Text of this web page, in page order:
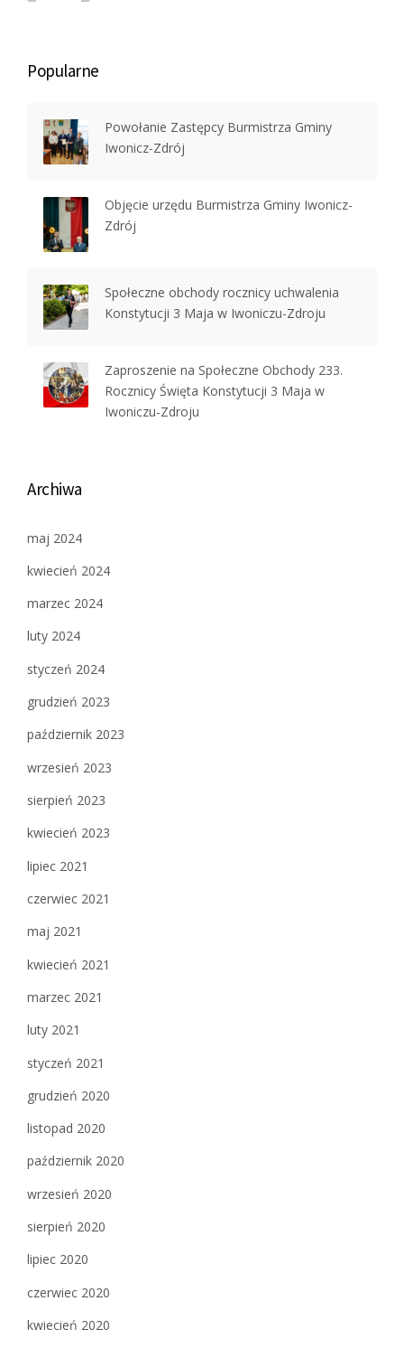
Popularne
Powołanie Zastępcy Burmistrza Gminy
Iwonicz-Zdrój
Objęcie urzędu Burmistrza Gminy Iwonicz-
Zdrój
Społeczne obchody rocznicy uchwalenia
Konstytucji 3 Maja w Iwoniczu-Zdroju
Zaproszenie na Społeczne Obchody 233.
Rocznicy Święta Konstytucji 3 Maja w
Iwoniczu-Zdroju
Archiwa
maj 2024
kwiecień 2024
marzec 2024
luty 2024
styczeń 2024
grudzień 2023
październik 2023
wrzesień 2023
sierpień 2023
kwiecień 2023
lipiec 2021
czerwiec 2021
maj 2021
kwiecień 2021
marzec 2021
luty 2021
styczeń 2021
grudzień 2020
listopad 2020
październik 2020
wrzesień 2020
sierpień 2020
lipiec 2020
czerwiec 2020
kwiecień 2020